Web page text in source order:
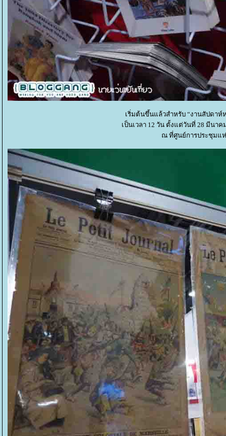
เริ่มต้นขึ้นแล้วสำหรับ “งานสัปดาห์
เป็นเวลา 12 วัน ตั้งแต่วันที่ 28 มีนาค
ณ ที่ศูนย์การประชุมแ